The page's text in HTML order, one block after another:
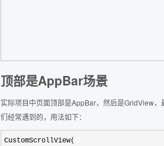
顶部是AppBar场景
实际项目中页面顶部是AppBar，然后是GridView
们经常遇到的，用法如下：
CustomScrollView(